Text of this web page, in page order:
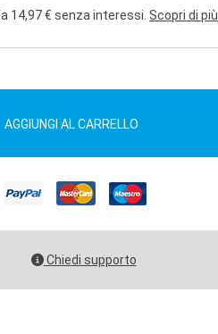
14,97 € senza interessi.Scopri di più
AGGIUNGI AL CARRELLO
Chiedi supporto